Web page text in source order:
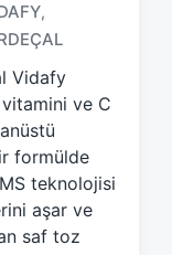
,
Vidafy
ve C
formülde
teknolojisi
aşar ve
saf toz